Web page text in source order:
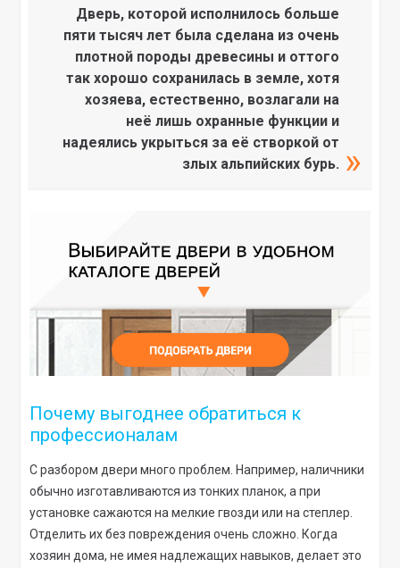
Дверь, которой исполнилось больше
пяти тысяч лет была сделана из очень
плотной породы древесины и оттого
так хорошо сохранилась в земле, хотя
хозяева, естественно, возлагали на
неё лишь охранные функции и
надеялись укрыться за её створкой от
злых альпийских бурь.
Почему выгоднее обратиться к
профессионалам
С разбором двери много проблем. Например, наличники
обычно изготавливаются из тонких планок, а при
установке сажаются на мелкие гвозди или на степлер.
Отделить их без повреждения очень сложно. Когда
хозяин дома, не имея надлежащих навыков, делает это